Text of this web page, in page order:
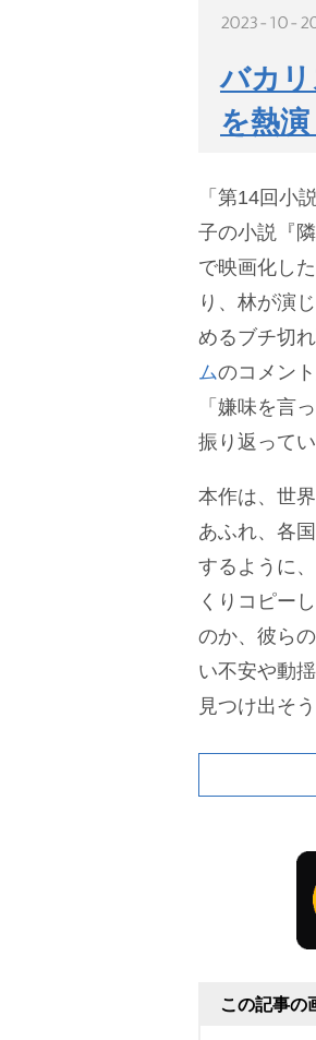
2023-10-
バカ
を熱演
「第14回
子の小説『
で映画化し
り、林が演
めるブチ切
ムのコメン
「嫌味を言
振り返ってい
本作は、世
あふれ、各
するように
くりコピー
のか、彼ら
い不安や動
見つけ出そ
この記事の